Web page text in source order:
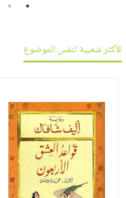
1
2
الأكثر شعبية لنفس الموضوع